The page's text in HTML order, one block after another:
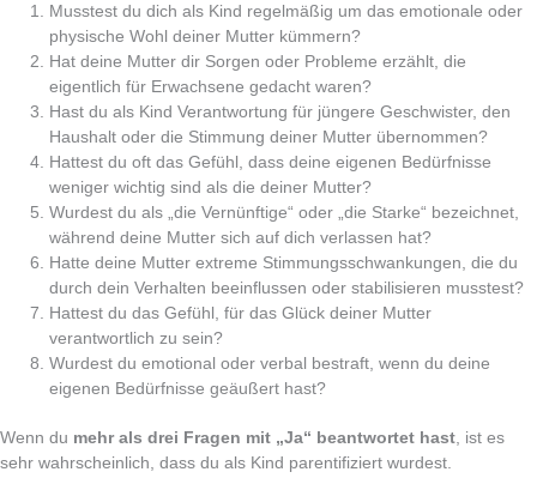
Musstest du dich als Kind regelmäßig um das emotionale oder
physische Wohl deiner Mutter kümmern?
Hat deine Mutter dir Sorgen oder Probleme erzählt, die
eigentlich für Erwachsene gedacht waren?
Hast du als Kind Verantwortung für jüngere Geschwister, den
Haushalt oder die Stimmung deiner Mutter übernommen?
Hattest du oft das Gefühl, dass deine eigenen Bedürfnisse
weniger wichtig sind als die deiner Mutter?
Wurdest du als „die Vernünftige“ oder „die Starke“ bezeichnet,
während deine Mutter sich auf dich verlassen hat?
Hatte deine Mutter extreme Stimmungsschwankungen, die du
durch dein Verhalten beeinflussen oder stabilisieren musstest?
Hattest du das Gefühl, für das Glück deiner Mutter
verantwortlich zu sein?
Wurdest du emotional oder verbal bestraft, wenn du deine
eigenen Bedürfnisse geäußert hast?
Wenn du mehr als drei Fragen mit „Ja“ beantwortet hast, ist es
sehr wahrscheinlich, dass du als Kind parentifiziert wurdest.